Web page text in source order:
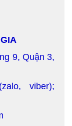
9, Quận 3,
viber);